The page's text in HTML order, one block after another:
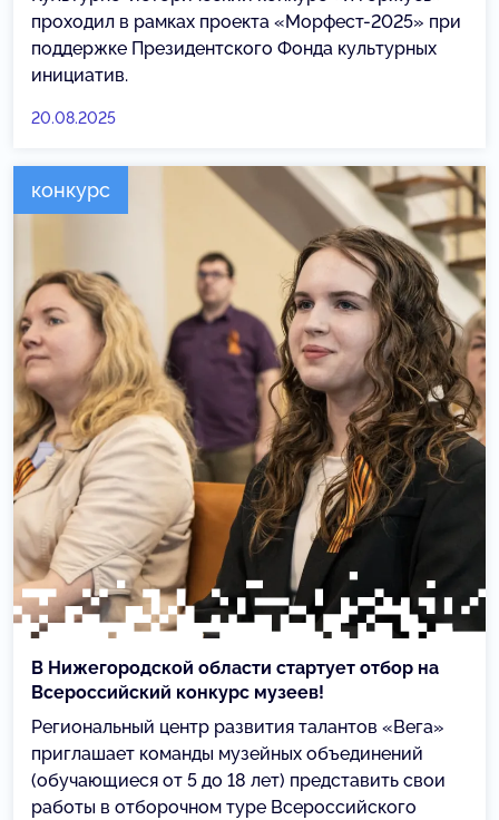
проходил в рамках проекта «Морфест-2025» при
поддержке Президентского Фонда культурных
инициатив.
20.08.2025
конкурс
В Нижегородской области стартует отбор на
Всероссийский конкурс музеев!
Региональный центр развития талантов «Вега»
приглашает команды музейных объединений
(обучающиеся от 5 до 18 лет) представить свои
работы в отборочном туре Всероссийского